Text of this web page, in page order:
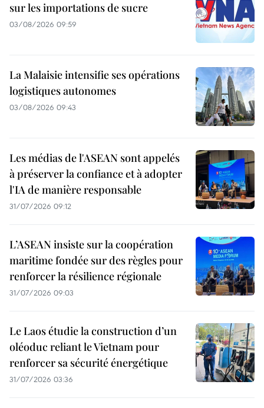
sur les importations de sucre
03/08/2026 09:59
La Malaisie intensifie ses opérations
logistiques autonomes
03/08/2026 09:43
Les médias de l'ASEAN sont appelés
à préserver la confiance et à adopter
l'IA de manière responsable
31/07/2026 09:12
L’ASEAN insiste sur la coopération
maritime fondée sur des règles pour
renforcer la résilience régionale
31/07/2026 09:03
Le Laos étudie la construction d’un
oléoduc reliant le Vietnam pour
renforcer sa sécurité énergétique
31/07/2026 03:36